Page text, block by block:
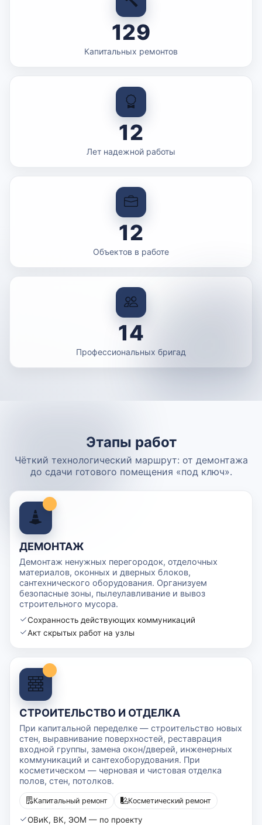
129
Капитальных ремонтов
12
Лет надежной работы
12
Объектов в работе
14
Профессиональных бригад
Этапы работ
Чёткий технологический маршрут: от демонтажа
до сдачи готового помещения «под ключ».
ДЕМОНТАЖ
Демонтаж ненужных перегородок, отделочных
материалов, оконных и дверных блоков,
сантехнического оборудования. Организуем
безопасные зоны, пылеулавливание и вывоз
строительного мусора.
Сохранность действующих коммуникаций
Акт скрытых работ на узлы
СТРОИТЕЛЬСТВО И ОТДЕЛКА
При капитальной переделке — строительство новых
стен, выравнивание поверхностей, реставрация
входной группы, замена окон/дверей, инженерных
коммуникаций и сантехоборудования. При
косметическом — черновая и чистовая отделка
полов, стен, потолков.
Капитальный ремонт Косметический ремонт
ОВиК, ВК, ЭОМ — по проекту